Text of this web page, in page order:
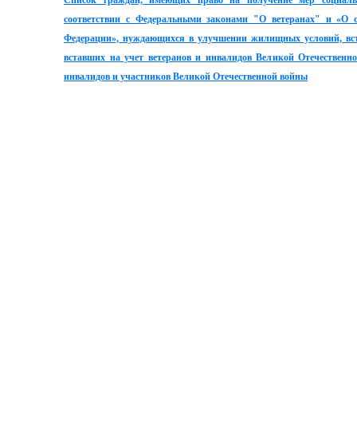
соответствии с Федеральными законами "О ветеранах" и «О
Федерации», нуждающихся в улучшении жилищных условий,
вставших на учет ветеранов и инвалидов Великой
инвалидов и участников Великой Отечественной войны